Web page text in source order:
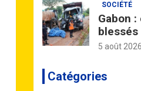
SOCIÉTÉ
Gabon
d’un
5 août 2026
Catégories